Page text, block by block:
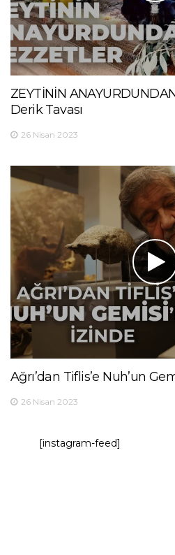
ZEYTİNİN
Derik Tavası
26 Nisan 2023
Ağrı’dan Tiflis’e Nuh’un
26 Nisan 2023
[instagram-feed]